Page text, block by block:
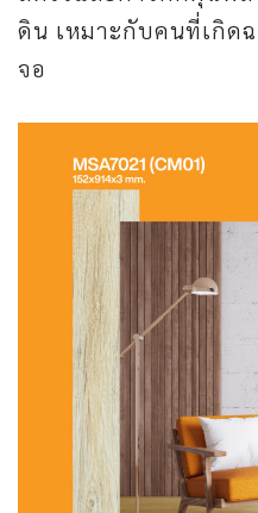
ดิน เหมาะกับคนที่เกิด
จอ